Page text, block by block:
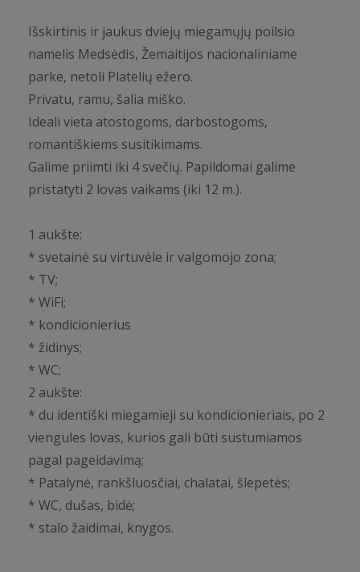
Išskirtinis ir jaukus dviejų miegamųjų poilsio
namelis Medsėdis, Žemaitijos nacionaliniame
parke, netoli Platelių ežero.
Privatu, ramu, šalia miško.
Ideali vieta atostogoms, darbostogoms,
romantiškiems susitikimams.
Galime priimti iki 4 svečių. Papildomai galime
pristatyti 2 lovas vaikams (iki 12 m.).
1 aukšte:
* svetainė su virtuvėle ir valgomojo zona;
* TV;
* WiFi;
* kondicionierius
* židinys;
* WC;
2 aukšte:
* du identiški miegamieji su kondicionieriais, po 2
viengules lovas, kurios gali būti sustumiamos
pagal pageidavimą;
* Patalynė, rankšluosčiai, chalatai, šlepetės;
* WC, dušas, bidė;
* stalo žaidimai, knygos.